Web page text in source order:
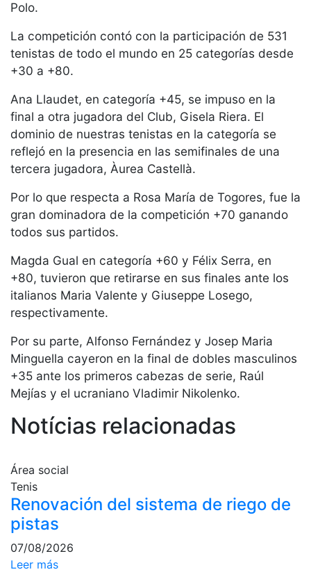
Servicios
Preguntas
Frecuentes
(FAQs)
Trabaja con
nosotros
Área deportiva
Tenis
Escuela de
tenis
Next Gen
equipos
Leyendas
Jugadores
profesionales
Competiciones
Campeonato
Social de Tenis
Cuadros de
Juego
Cuadro de
Histórico del
Social
Fotos
Normativa
Polo.
La competición contó con la participación de 531
tenistas de todo el mundo en 25 categorías desde
+30 a +80.
Ana Llaudet, en categoría +45, se impuso en la
final a otra jugadora del Club, Gisela Riera. El
dominio de nuestras tenistas en la categoría se
reflejó en la presencia en las semifinales de una
tercera jugadora, Àurea Castellà.
Por lo que respecta a Rosa María de Togores, fue la
gran dominadora de la competición +70 ganando
todos sus partidos.
Magda Gual en categoría +60 y Félix Serra, en
+80, tuvieron que retirarse en sus finales ante los
italianos Maria Valente y Giuseppe Losego,
respectivamente.
Por su parte, Alfonso Fernández y Josep Maria
Minguella cayeron en la final de dobles masculinos
+35 ante los primeros cabezas de serie, Raúl
Mejías y el ucraniano Vladimir Nikolenko.
Notícias relacionadas
Área social
Tenis
Renovación del sistema de riego de
pistas
07/08/2026
Leer más